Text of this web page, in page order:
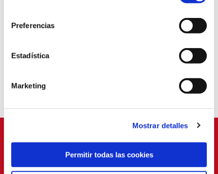
Preferencias
Estadística
Marketing
Mostrar detalles
Permitir todas las cookies
UEFA Champions League
BABESLEAK